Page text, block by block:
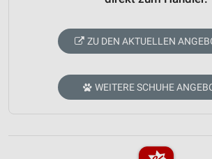
ZU DEN AKTUELLEN
WEITERE SCHUHE